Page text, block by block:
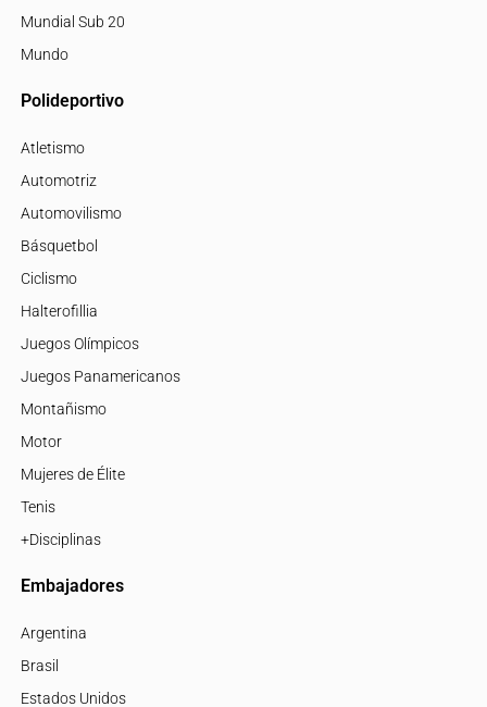
Mundial Sub 20
Mundo
Polideportivo
Atletismo
Automotriz
Automovilismo
Básquetbol
Ciclismo
Halterofillia
Juegos Olímpicos
Juegos Panamericanos
Montañismo
Motor
Mujeres de Élite
Tenis
+Disciplinas
Embajadores
Argentina
Brasil
Estados Unidos